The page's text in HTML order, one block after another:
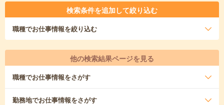
検索条件を追加して絞り込む
職種でお仕事情報を絞り込む
他の検索結果ページを見る
職種でお仕事情報をさがす
勤務地でお仕事情報をさがす